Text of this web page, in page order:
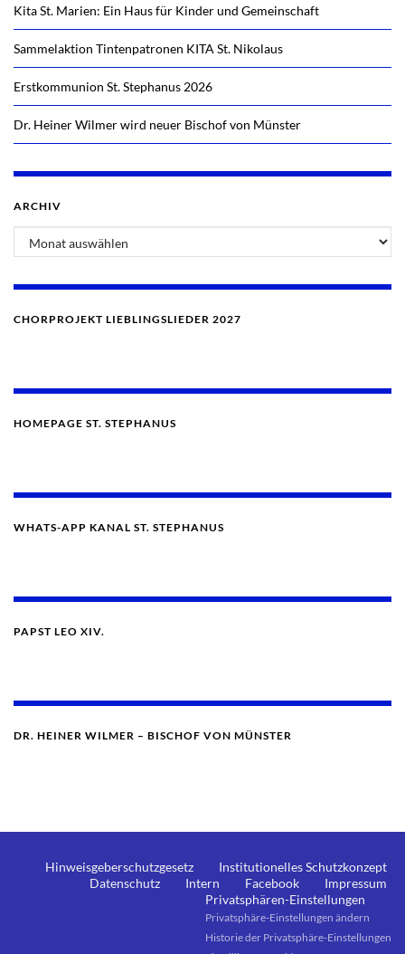
Kita St. Marien: Ein Haus für Kinder und Gemeinschaft
Sammelaktion Tintenpatronen KITA St. Nikolaus
Erstkommunion St. Stephanus 2026
Dr. Heiner Wilmer wird neuer Bischof von Münster
ARCHIV
Archiv
CHORPROJEKT LIEBLINGSLIEDER 2027
HOMEPAGE ST. STEPHANUS
WHATS-APP KANAL ST. STEPHANUS
PAPST LEO XIV.
DR. HEINER WILMER – BISCHOF VON MÜNSTER
Hinweisgeberschutzgesetz
Institutionelles Schutzkonzept
Datenschutz
Intern Facebook
Impressum
Privatsphären-Einstellungen
Privatsphäre-Einstellungen ändern
Historie der Privatsphäre-Einstellungen